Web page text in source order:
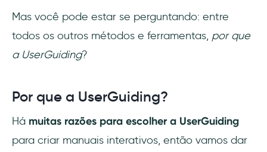
Mas você pode estar se perguntando: entre
todos os outros métodos e ferramentas, por que
a UserGuiding?
Por que a UserGuiding?
Há muitas razões para escolher a UserGuiding
para criar manuais interativos, então vamos dar